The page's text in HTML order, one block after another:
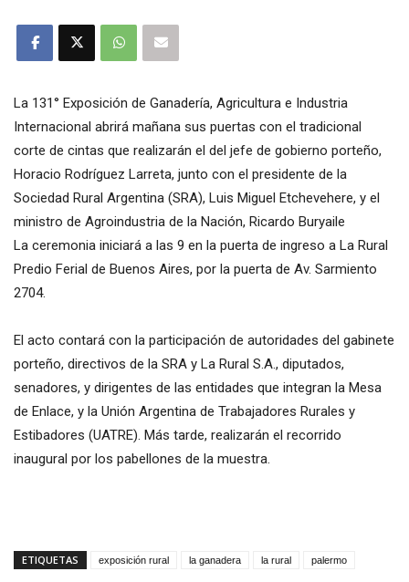
La 131° Exposición de Ganadería, Agricultura e Industria
Internacional abrirá mañana sus puertas con el tradicional
corte de cintas que realizarán el del jefe de gobierno porteño,
Horacio Rodríguez Larreta, junto con el presidente de la
Sociedad Rural Argentina (SRA), Luis Miguel Etchevehere, y el
ministro de Agroindustria de la Nación, Ricardo Buryaile
La ceremonia iniciará a las 9 en la puerta de ingreso a La Rural
Predio Ferial de Buenos Aires, por la puerta de Av. Sarmiento
2704.
El acto contará con la participación de autoridades del gabinete
porteño, directivos de la SRA y La Rural S.A., diputados,
senadores, y dirigentes de las entidades que integran la Mesa
de Enlace, y la Unión Argentina de Trabajadores Rurales y
Estibadores (UATRE). Más tarde, realizarán el recorrido
inaugural por los pabellones de la muestra.
ETIQUETAS exposición rural la ganadera la rural palermo